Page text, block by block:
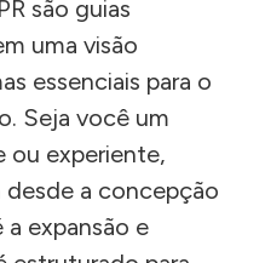
são guias
uma visão
essenciais para o
Seja você um
ou experiente,
a concepção
expansão e